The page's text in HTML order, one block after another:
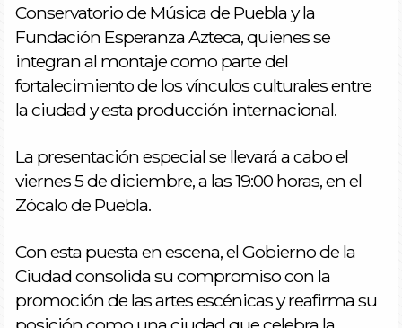
Conservatorio de Música de Puebla y la
Fundación Esperanza Azteca, quienes se
integran al montaje como parte del
fortalecimiento de los vínculos culturales entre
la ciudad y esta producción internacional.
La presentación especial se llevará a cabo el
viernes 5 de diciembre, a las 19:00 horas, en el
Zócalo de Puebla.
Con esta puesta en escena, el Gobierno de la
Ciudad consolida su compromiso con la
promoción de las artes escénicas y reafirma su